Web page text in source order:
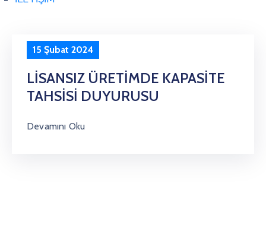
15 Şubat 2024
LİSANSIZ ÜRETİMDE KAPASİTE
TAHSİSİ DUYURUSU
Devamını Oku